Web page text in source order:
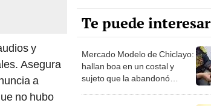
y
Asegura
a
no hubo
Te puede interesar
Mercado Modelo de Chiclayo:
hallan boa en un costal y
sujeto que la abandonó